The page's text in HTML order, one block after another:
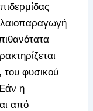
φυσικού
η
από